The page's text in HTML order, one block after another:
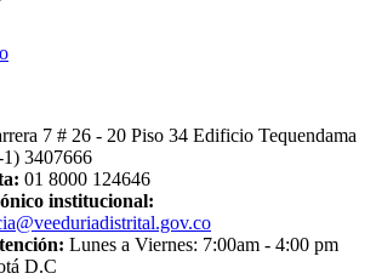
7 # 26 - 20 Piso 34 Edificio Tequendama
3407666
01 8000 124646
institucional:
Lunes a Viernes: 7:00am - 4:00 pm
D.C